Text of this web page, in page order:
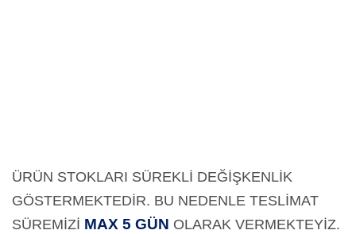
ÜRÜN STOKLARI SÜREKLİ DEĞİŞKENLİK
GÖSTERMEKTEDİR. BU NEDENLE TESLİMAT
SÜREMİZİ MAX 5 GÜN OLARAK VERMEKTEYİZ.